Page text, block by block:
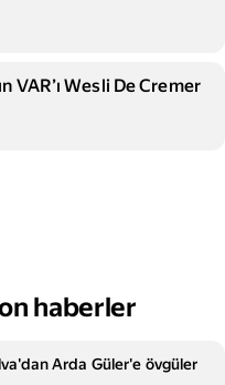
VAR’ı Wesli De Cremer
haberler
Arda Güler'e övgüler